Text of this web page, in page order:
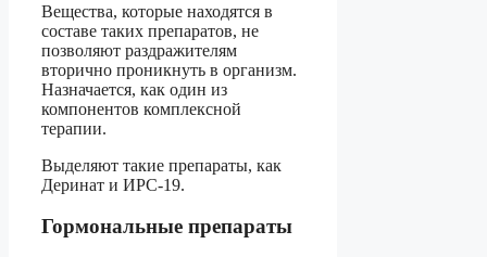
Вещества, которые находятся в
составе таких препаратов, не
позволяют раздражителям
вторично проникнуть в организм.
Назначается, как один из
компонентов комплексной
терапии.
Выделяют такие препараты, как
Деринат и ИРС-19.
Гормональные препараты